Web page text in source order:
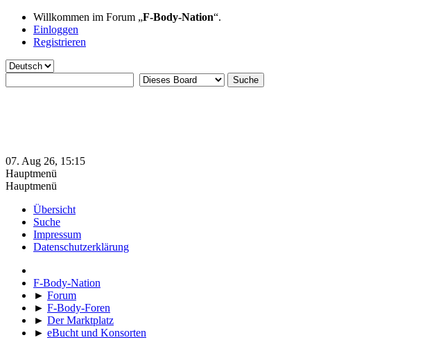
Willkommen im Forum „F-Body-Nation“.
Einloggen
Registrieren
07. Aug 26, 15:15
Hauptmenü
Hauptmenü
Übersicht
Suche
Impressum
Datenschutzerklärung
F-Body-Nation
► Forum
► F-Body-Foren
► Der Marktplatz
► eBucht und Konsorten